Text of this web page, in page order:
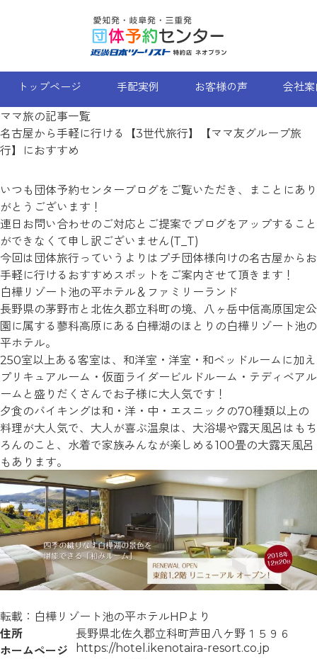
トップページ 手配実例 お客様の声 会社
ママ旅の記事一覧
名古屋から手軽に行ける【3世代旅行】【ママ友グループ旅
行】におすすめ
いつも団体予約センターブログをご覧いただき、まことにあり
がとうございます！
連日お問い合わせのご対応とご提案でブログをアップすること
ができなくて申し訳ございません(T_T)
今回は団体旅行っていうよりはプチ団体様向けの名古屋からお
手軽に行けるおすすめスポットをご案内させて頂きます！
白樺リゾート池の平ホテル＆ファミリーランド
長野県の茅野市と北佐久郡立科町の境、八ヶ岳中信高原国定公
園に属する蓼科高原にある白樺湖のほとりの白樺リゾート池の
平ホテル。
250室以上ある客室は、和洋室・洋室・和ベッドルームに加え
プリキュアルーム・仮面ライダービルドルーム・テディベアル
ームと盛りだくさんでお子様に大人気です！
夕食のバイキングは和・洋・中・エスニックの70種類以上の
料理が大人気で、大人が喜ぶ温泉は、大浴場や露天風呂はもち
ろんのこと、水着で家族みんなが楽しめる100畳の大露天風呂
もあります。
転載：白樺リゾート池の平ホテルHPより
住所
長野県北佐久郡立科町芦田八ケ野１５９６
ホームページ
https://hotel.ikenotaira-resort.co.jp